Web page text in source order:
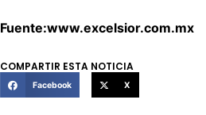
Fuente:www.excelsior.com.mx
COMPARTIR ESTA NOTICIA
Facebook X